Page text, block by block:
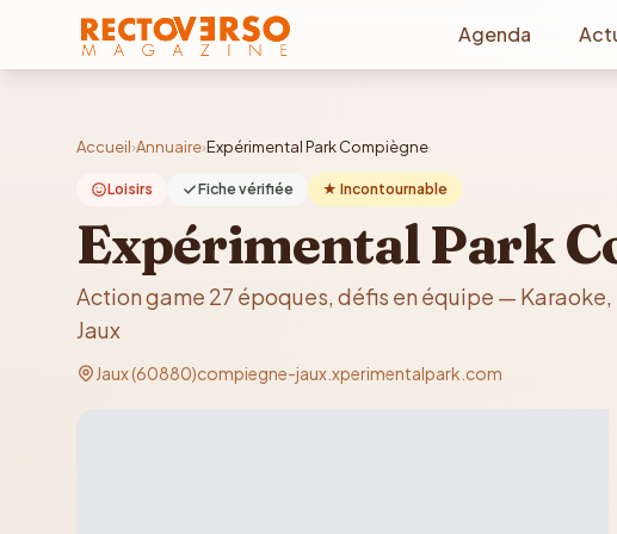
Aller au contenu principal
Agenda
Accueil›Annuaire›Expérimental Park Compiègne
Loisirs Fiche vérifiée ★ Incontournable
Expérimental Park
Action game 27 époques, défis en équipe —
Jaux
Jaux (60880)compiegne-jaux.xperimentalpark.com